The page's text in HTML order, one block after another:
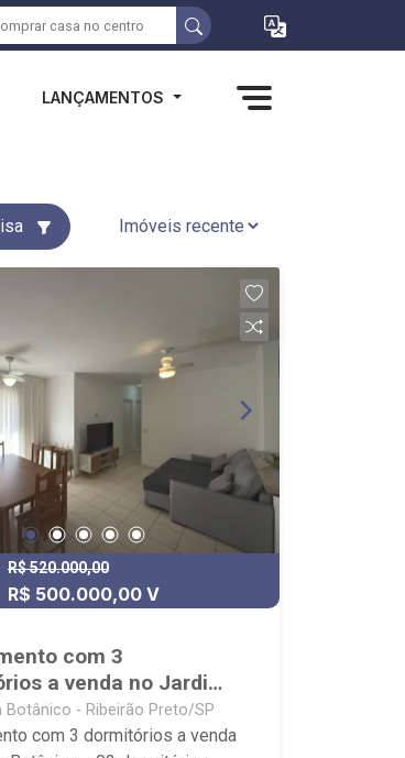
LANÇAMENTOS
R$ 520.000,00
R$ 500.000,00 V
com 3
a venda no Jardim
Botânico - Ribeirão Preto/SP
com 3 dormitórios a venda